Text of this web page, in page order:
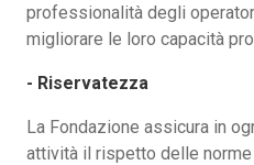
professionalità degli
migliorare le loro capacità
- Riservatezza
La Fondazione assicura in
attività il rispetto delle